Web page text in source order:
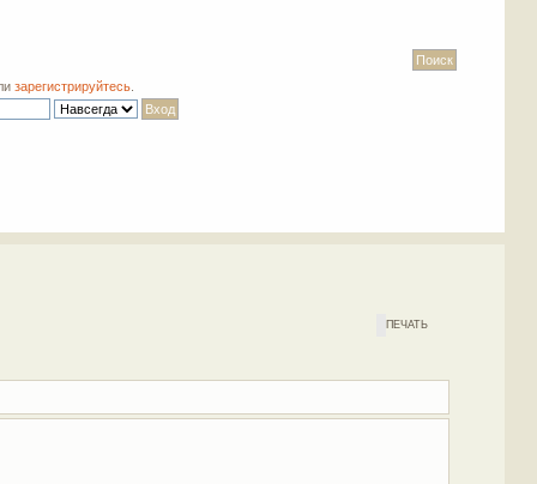
зарегистрируйтесь
ПЕЧАТЬ